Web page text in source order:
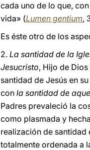
cada uno de lo que,
vida» (Lumen gentium,
Es éste otro de los
2. La santidad de la
Jesucristo, Hijo de
santidad de Jesús en
con la santidad de
Padres prevaleció la
como plasmada y
realización de santidad
totalmente ordenada a